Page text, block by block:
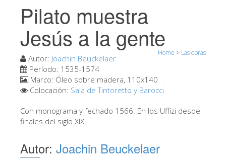
Eventos y exposiciones
Los comentarios de los visitantes
Visite los Uffizi
Reserve ahora
Visita virtual
Las obras
Las salas
Pilato muestra
Jesús a la gente
Home > Las obras
Autor: Joachin Beuckelaer
Período: 1535-1574
Marco: Óleo sobre madera, 110x140
Colocación: Sala de Tintoretto y Barocci
Con monograma y fechado 1566. En los Uffizi desde
finales del siglo XIX.
Autor: Joachin Beuckelaer